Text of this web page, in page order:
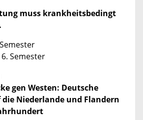
muss krankheitsbedingt
6. Semester
gen Westen: Deutsche
Niederlande und Flandern